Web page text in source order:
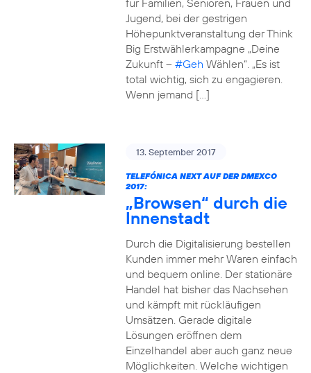
für Familien, Senioren, Frauen und
Jugend, bei der gestrigen
Höhepunktveranstaltung der Think
Big Erstwählerkampagne „Deine
Zukunft – #Geh Wählen“. „Es ist
total wichtig, sich zu engagieren.
Wenn jemand […]
13. September 2017
TELEFÓNICA NEXT AUF DER DMEXCO
2017:
„Browsen“ durch die
Innenstadt
Durch die Digitalisierung bestellen
Kunden immer mehr Waren einfach
und bequem online. Der stationäre
Handel hat bisher das Nachsehen
und kämpft mit rückläufigen
Umsätzen. Gerade digitale
Lösungen eröffnen dem
Einzelhandel aber auch ganz neue
Möglichkeiten. Welche wichtigen